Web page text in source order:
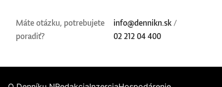
Máte otázku, potrebujete
poradiť?
info@dennikn.sk /
02 212 04 400